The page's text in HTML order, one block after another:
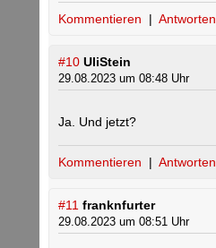
Kommentieren | Antworten
#10 UliStein
29.08.2023 um 08:48 Uhr
Ja. Und jetzt?
Kommentieren | Antworten
#11 franknfurter
29.08.2023 um 08:51 Uhr